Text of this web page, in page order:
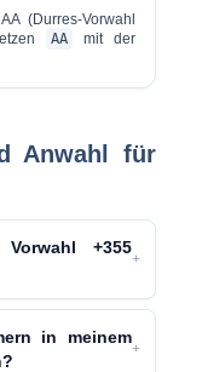
(Durres-Vorwahl
AA
mit der
Anwahl für
+355
+
in meinem
+